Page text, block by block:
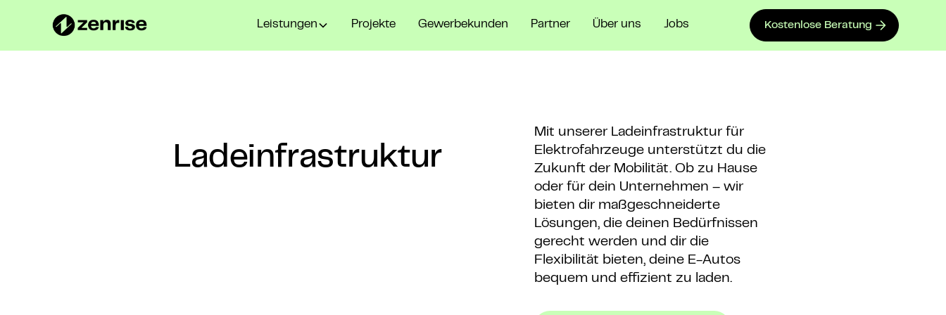
Leistungen Projekte Gewerbekunden Partner Über uns Jobs Kostenlose Beratung
Ladeinfrastruktur
Mit unserer Ladeinfrastruktur für
Elektrofahrzeuge unterstützt du die
Zukunft der Mobilität. Ob zu Hause
oder für dein Unternehmen – wir
bieten dir maßgeschneiderte
Lösungen, die deinen Bedürfnissen
gerecht werden und dir die
Flexibilität bieten, deine E-Autos
bequem und effizient zu laden.